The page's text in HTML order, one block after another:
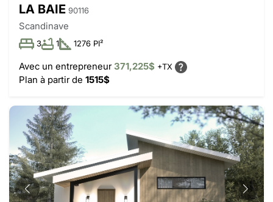
LA BAIE 90116
Scandinave
3 1 1276 PI²
Avec un entrepreneur371,225$ +TX
Plan à partir de 1515$